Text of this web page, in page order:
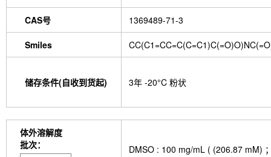
CAS号 1369489-71-3
Smiles
储存条件(自收到货起) 3年 -20°C 粉状
体外溶解度
批次：
DMSO : 100 mg/mL ( (206.87 mM)